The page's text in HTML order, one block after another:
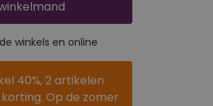
winkels en online
40%, 2 artikelen
Op de zomer